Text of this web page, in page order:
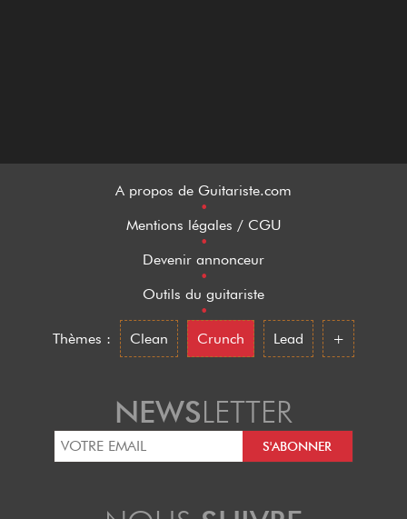
A propos de Guitariste.com
•
Mentions légales / CGU
•
Devenir annonceur
•
Outils du guitariste
•
Thèmes :
Clean Crunch Lead +
NEWSLETTER